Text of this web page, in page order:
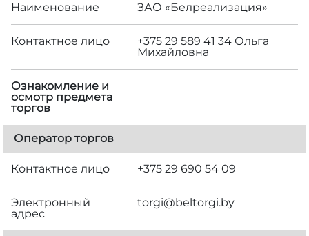
Наименование ЗАО «Белреализация»
Контактное лицо
+375 29 589 41 34 Ольга
Михайловна
Ознакомление и
осмотр предмета
торгов
Оператор торгов
Контактное лицо +375 29 690 54 09
Электронный
адрес
torgi@beltorgi.by